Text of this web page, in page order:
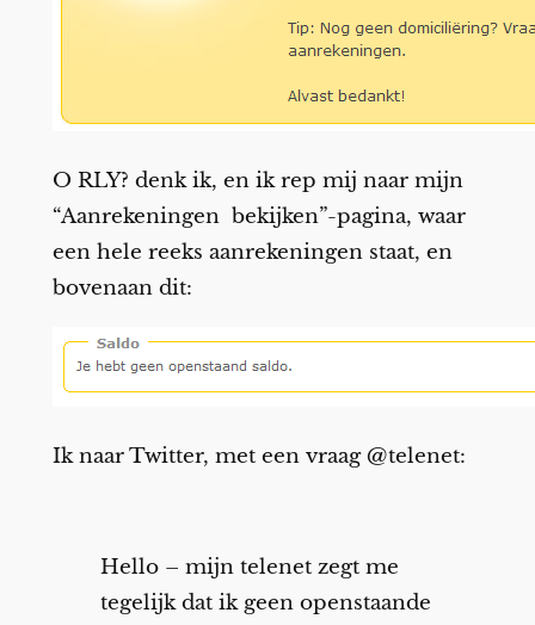
O RLY? denk ik, en ik rep mij naar mijn
“Aanrekeningen bekijken”-pagina, waar
een hele reeks aanrekeningen staat, en
bovenaan dit:
Ik naar Twitter, met een vraag @telenet:
Hello – mijn telenet zegt me
tegelijk dat ik geen openstaande